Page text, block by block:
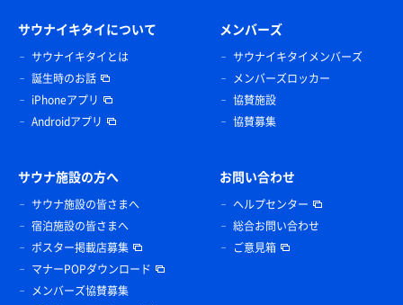
サウナイキタイについて
サウナイキタイとは
誕生時のお話
iPhoneアプリ
Androidアプリ
メンバーズ
サウナイキタイメンバーズ
メンバーズロッカー
協賛施設
協賛募集
サウナ施設の方へ
サウナ施設の皆さまへ
宿泊施設の皆さまへ
ポスター掲載店募集
マナーPOPダウンロード
メンバーズ協賛募集
お問い合わせ
ヘルプセンター
総合お問い合わせ
ご意見箱